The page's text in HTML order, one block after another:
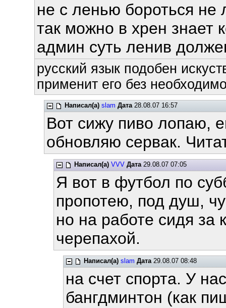
не с ленью бороться не
так можно в хрен знает
админ суть ленив
русский язык подобен
применит его без
Написал(а) slam Дата28.08.07 16:57
Вот сижу пиво лопаю,
обновляю сервак.
Написал(а) VVV Дата29.08.07 07:05
Я вот в футбол по
пропотею, под душ,
но на работе сидя за
черепахой.
Написал(а) slam Дата29.08.07 08:48
на счет спорта. У
бангдминтон (как